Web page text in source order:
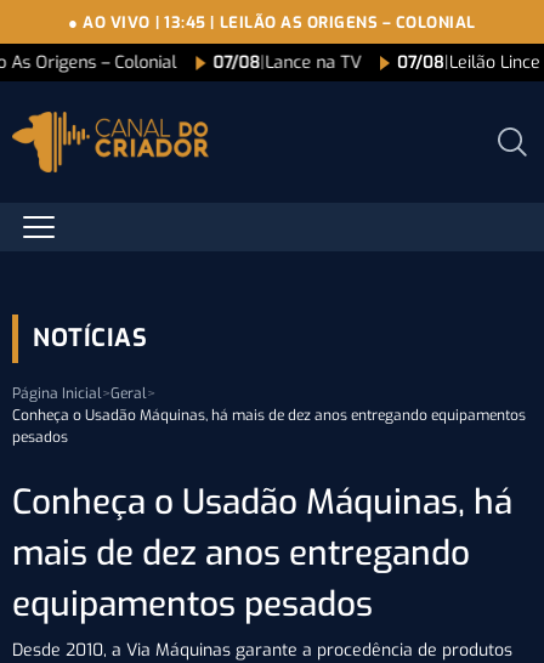
● AO VIVO | 13:45| LEILÃO AS ORIGENS – COLONIAL
As Origens – Colonial 07/08|Lance na TV 07/08|Leilão
NOTÍCIAS
Página Inicial>Geral>
Conheça o Usadão Máquinas, há mais de dez anos entregando equipamentos
pesados
Conheça o Usadão Máquinas, há
mais de dez anos entregando
equipamentos pesados
Desde 2010, a Via Máquinas garante a procedência de produtos